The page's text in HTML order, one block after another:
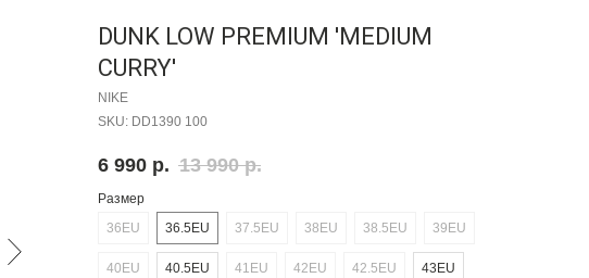
DUNK LOW PREMIUM 'MEDIUM
CURRY'
NIKE
SKU: DD1390 100
6 990 р. 13 990 р.
Размер
36EU
36.5EU 37.5EU 38EU 38.5EU 39EU
40EU 40.5EU 41EU 42EU 42.5EU 43EU